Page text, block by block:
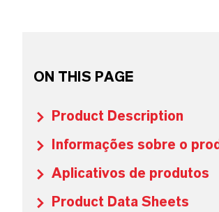
ON THIS PAGE
Product Description
Informações sobre o
Aplicativos de produtos
Product Data Sheets